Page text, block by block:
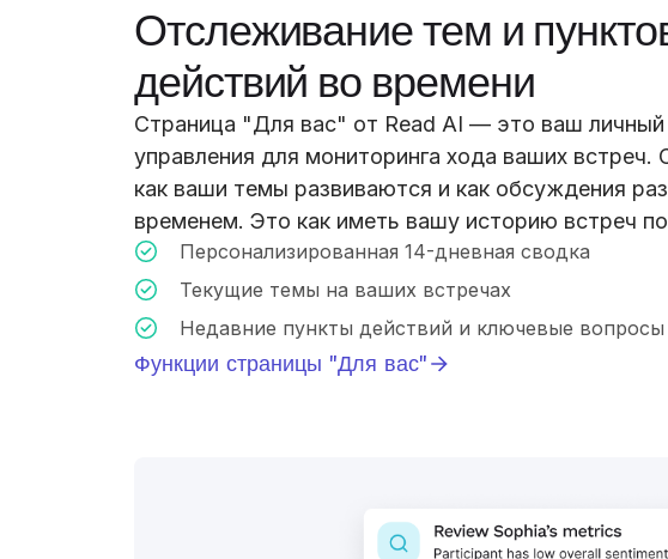
Отслеживание тем и
действий во времени
Страница "Для вас" от Read AI — это ваш личный
управления для мониторинга хода ваших встреч.
как ваши темы развиваются и как обсуждения
временем. Это как иметь вашу историю встреч
Персонализированная 14-дневная сводка
Текущие темы на ваших встречах
Недавние пункты действий и ключевые вопросы
Функции страницы "Для вас"